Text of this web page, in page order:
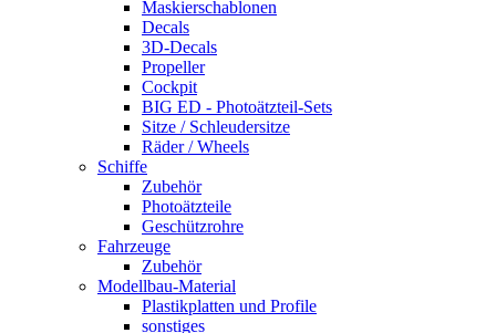
Maskierschablonen
Decals
3D-Decals
Propeller
Cockpit
BIG ED - Photoätzteil-Sets
Sitze / Schleudersitze
Räder / Wheels
Schiffe
Zubehör
Photoätzteile
Geschützrohre
Fahrzeuge
Zubehör
Modellbau-Material
Plastikplatten und Profile
sonstiges